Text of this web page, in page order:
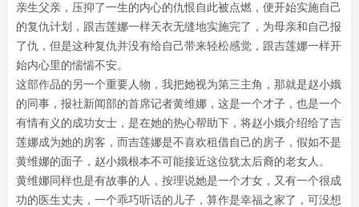
亲生父亲，压抑了一生的内心的仇恨自此被点燃，便开始实施自己
的复仇计划，跟吉莲娜一样天衣无缝地实施完了，为母亲和自己报
了仇，但是这种复仇并没有给自己带来轻松感觉，跟吉莲娜一样开
始内心里的惴惴不安。
这部作品的另一个重要人物，我把她视为第三主角，那就是赵小娥
的同事，报社新闻部的首席记者黄维娜，这是一个才子，也是一个
有情有义的成功女士，是在她的热心帮助下，将赵小娥介绍给了吉
莲娜成为她的房客，而吉莲娜是不喜欢租借自己的房子，假如不是
黄维娜的面子，赵小娥根本不可能接近这位犹太后裔的老女人。
黄维娜同样也是有故事的人，按理说她是一个才女，又有一个很成
功的医生丈夫，一个乖巧听话的儿子，算作是幸福之家了，可没想